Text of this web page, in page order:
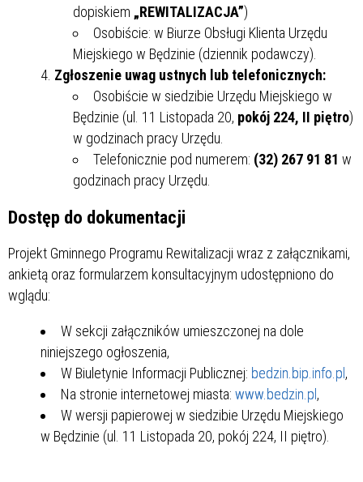
dopiskiem „REWITALIZACJA”)
Osobiście: w Biurze Obsługi Klienta Urzędu
Miejskiego w Będzinie (dziennik podawczy).
Zgłoszenie uwag ustnych lub telefonicznych:
Osobiście w siedzibie Urzędu Miejskiego w
Będzinie (ul. 11 Listopada 20, pokój 224, II piętro)
w godzinach pracy Urzędu.
Telefonicznie pod numerem: (32) 267 91 81 w
godzinach pracy Urzędu.
Dostęp do dokumentacji
Projekt Gminnego Programu Rewitalizacji wraz z załącznikami,
ankietą oraz formularzem konsultacyjnym udostępniono do
wglądu:
W sekcji załączników umieszczonej na dole
niniejszego ogłoszenia,
W Biuletynie Informacji Publicznej: bedzin.bip.info.pl,
Na stronie internetowej miasta: www.bedzin.pl,
W wersji papierowej w siedzibie Urzędu Miejskiego
w Będzinie (ul. 11 Listopada 20, pokój 224, II piętro).